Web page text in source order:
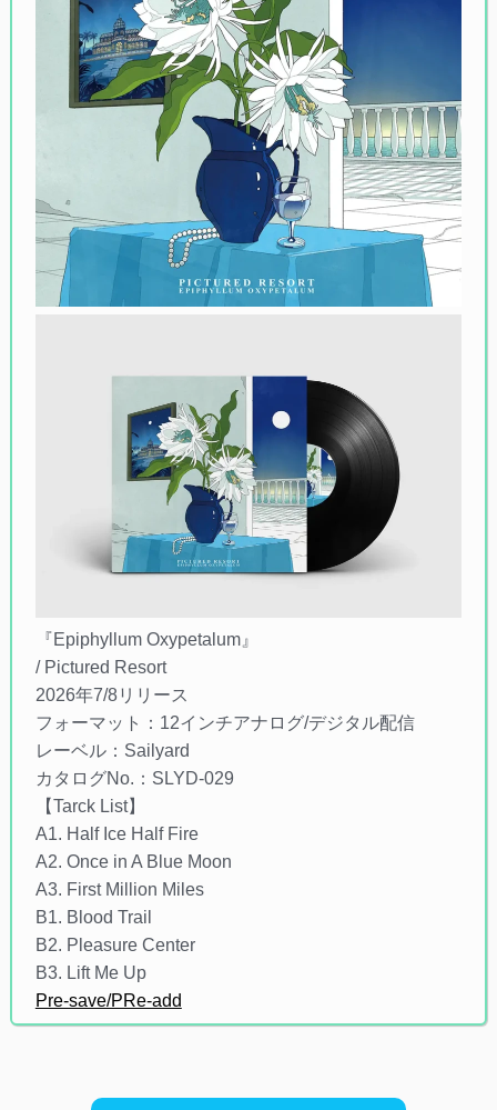
『Epiphyllum Oxypetalum』
/ Pictured Resort
2026年7/8リリース
フォーマット：12インチアナログ/デジタル配信
レーベル：Sailyard
カタログNo.：SLYD-029
【Tarck List】
A1. Half Ice Half Fire
A2. Once in A Blue Moon
A3. First Million Miles
B1. Blood Trail
B2. Pleasure Center
B3. Lift Me Up
Pre-save/PRe-add